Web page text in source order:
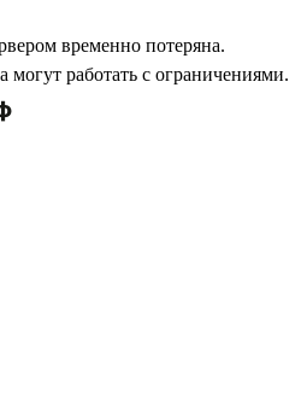
временно потеряна.
работать с ограничениями.